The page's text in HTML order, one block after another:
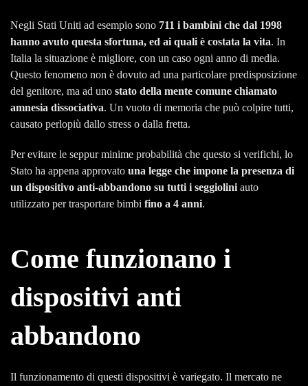
Negli Stati Uniti ad esempio sono 711 i bambini che dal 1998
hanno avuto questa sfortuna, ed ai quali è costata la vita. In
Italia la situazione è migliore, con un caso ogni anno di media.
Questo fenomeno non è dovuto ad una particolare predisposizione
del genitore, ma ad uno stato della mente comune chiamato
amnesia dissociativa. Un vuoto di memoria che può colpire tutti,
causato perlopiù dallo stress o dalla fretta.
Per evitare le seppur minime probabilità che questo si verifichi, lo
Stato ha appena approvato una legge che impone la presenza di
un dispositivo anti-abbandono su tutti i seggiolini auto
utilizzato per trasportare bimbi fino a 4 anni.
Come funzionano i
dispositivi anti
abbandono
Il funzionamento di questi dispositivi è variegato. Il mercato ne